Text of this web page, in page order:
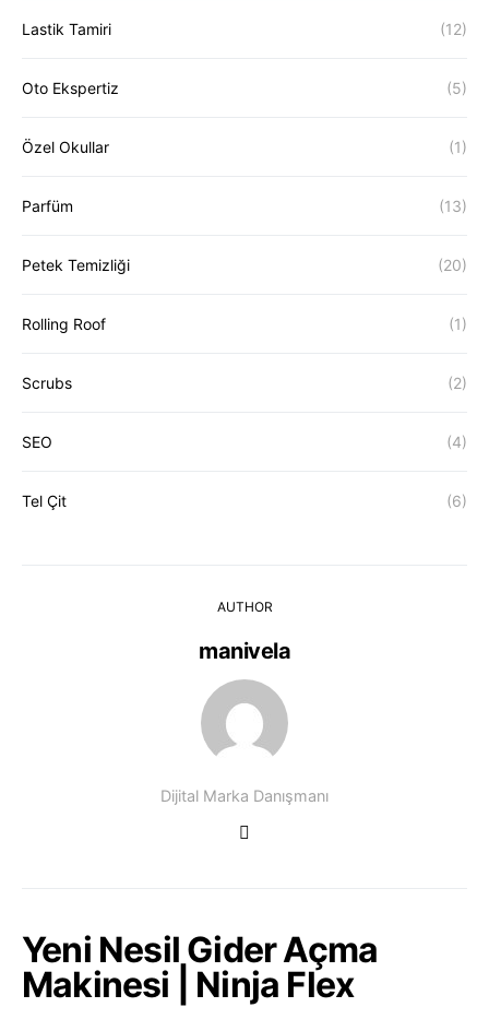
Lastik Tamiri (12)
Oto Ekspertiz (5)
Özel Okullar (1)
Parfüm (13)
Petek Temizliği (20)
Rolling Roof (1)
Scrubs (2)
SEO (4)
Tel Çit (6)
AUTHOR
manivela
Dijital Marka Danışmanı
Yeni Nesil Gider Açma
Makinesi | Ninja Flex